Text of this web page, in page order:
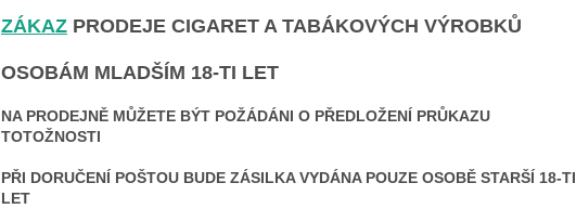
ZÁKAZ PRODEJE CIGARET A TABÁKOVÝCH VÝROBKŮ
OSOBÁM MLADŠÍM 18-TI LET
NA PRODEJNĚ MŮŽETE BÝT POŽÁDÁNI O PŘEDLOŽENÍ PRŮKAZU
TOTOŽNOSTI
PŘI DORUČENÍ POŠTOU BUDE ZÁSILKA VYDÁNA POUZE OSOBĚ STARŠÍ 18-TI
LET